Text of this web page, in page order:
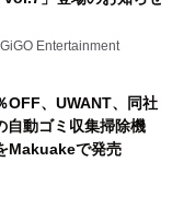
Entertainment
OFF、UWANT、同社
自動ゴミ収集掃除機
Makuakeで発売